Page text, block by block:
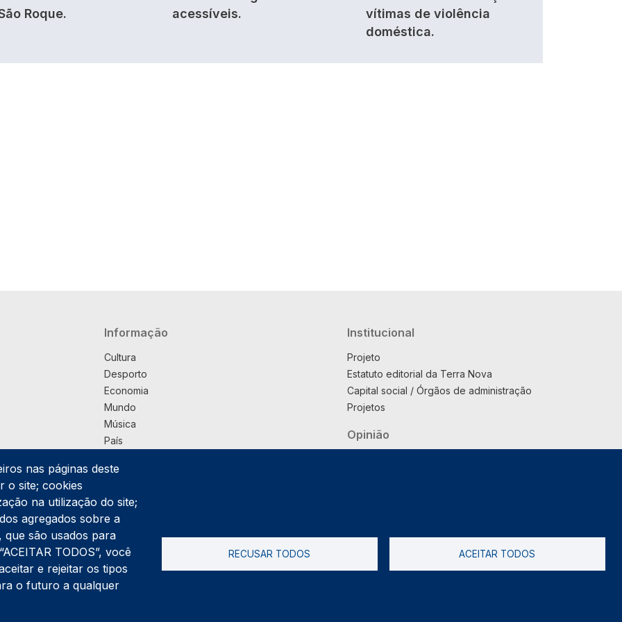
Roque.
acessíveis.
vítimas de violência
doméstica.
Navegação principal
Informação
Cultura
Desporto
Economia
Mundo
Música
País
Praça
Saúde
Sociedade
Institucional
Projeto
Estatuto editorial da Terra Nova
Capital social / Órgãos de administração
Projetos
Opinião
Rodapé Cookies Política de Privacidade Livro de reclamações
nas páginas deste
o site; cookies
na utilização do site;
agregados sobre a
que são usados para
TODOS”, você
e rejeitar os tipos
o futuro a qualquer
RECUSAR TODOS ACEITAR TODOS